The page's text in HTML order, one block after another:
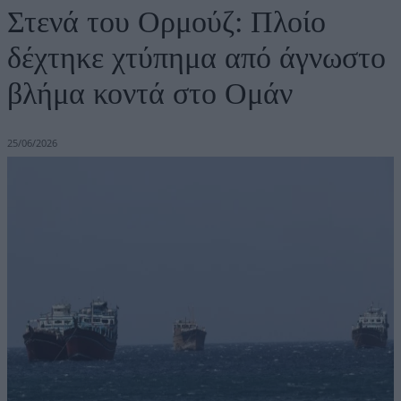
Στενά του Ορμούζ: Πλοίο
δέχτηκε χτύπημα από άγνωστο
βλήμα κοντά στο Ομάν
25/06/2026